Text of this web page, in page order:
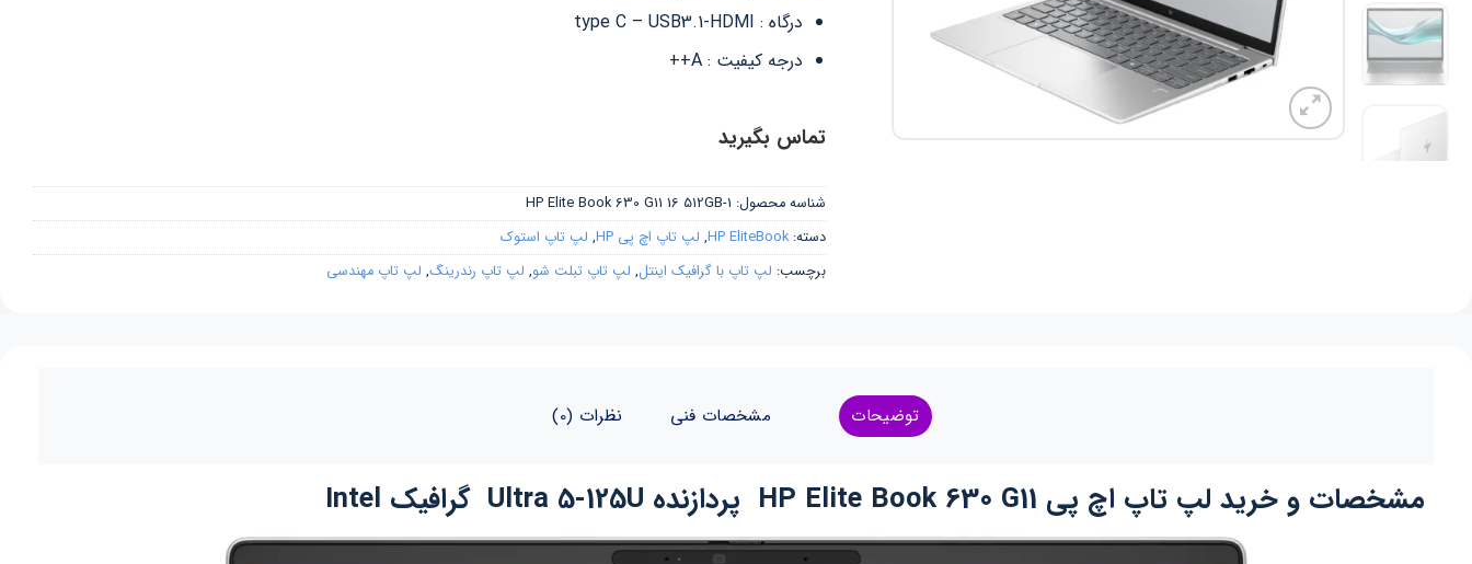
درگاه : type C – USB3.1-HDMI
درجه کیفیت : A++
تماس بگیرید
شناسه محصول: HP Elite Book 630 G11 16 512GB-1
دسته: HP EliteBook
, لپ تاپ اچ پی HP , لپ تاپ استوک
برچسب: لپ تاپ با گرافیک اینتل, لپ تاپ تبلت شو, لپ تاپ رندرینگ, لپ تاپ مهندسی
توضیحات مشخصات فنی نظرات (0)
مشخصات و خرید لپ تاپ اچ پی HP Elite Book 630 G11 پردازنده Ultra 5-125U گرافیک Intel